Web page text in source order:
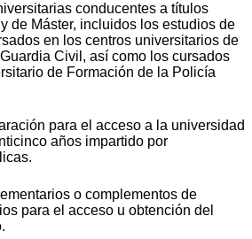
conducentes a títulos
de Máster, incluidos los estudios de
en los centros universitarios de
Civil, así como los cursados
de Formación de la Policía
para el acceso a la universidad
años impartido por
o complementos de
para el acceso u obtención del